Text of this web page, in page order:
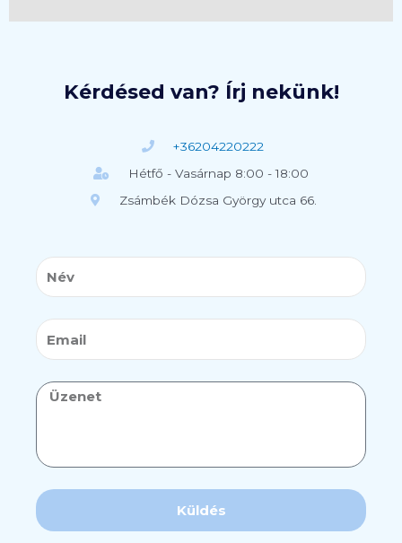
Kérdésed van? Írj nekünk!
+36204220222
Hétfő - Vasárnap 8:00 - 18:00
Zsámbék Dózsa György utca 66.
Név
Email
Üzenet
Küldés